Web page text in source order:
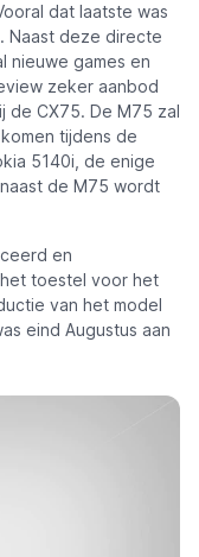
dat laatste was
Naast deze directe
nieuwe games en
zeker aanbod
de CX75. De M75 zal
tijdens de
5140i, de enige
de M75 wordt
en
toestel voor het
van het model
eind Augustus aan